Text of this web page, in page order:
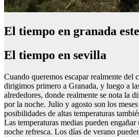
El tiempo en granada
El tiempo en sevilla
Cuando queremos escapar realmente del
dirigimos primero a Granada, y luego a
alrededores, donde realmente se nota la
por la noche. Julio y agosto son los
posibilidades de altas temperaturas
Las temperaturas medias pueden
noche refresca. Los días de verano